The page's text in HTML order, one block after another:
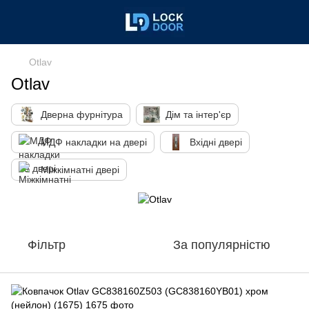
Otlav
Otlav
Дверна фурнітура Дім та інтер'єр
МДФ накладки на двері Вхідні двері
Міжкімнатні двері
Фільтр За популярністю